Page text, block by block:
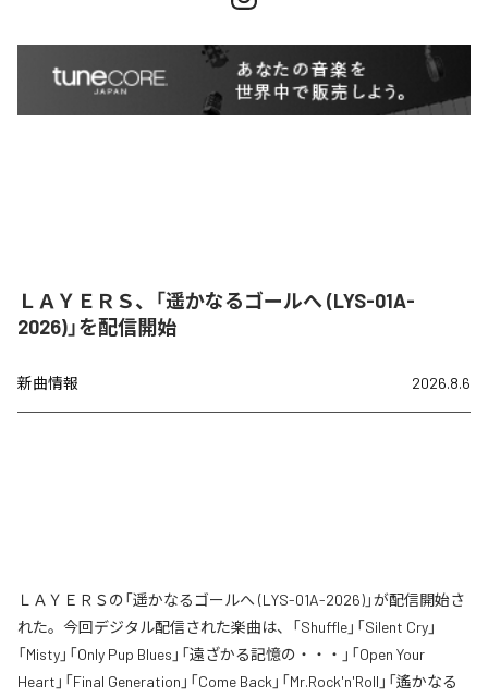
ＬＡＹＥＲＳ、「遥かなるゴールへ (LYS-01A-
2026)」を配信開始
新曲情報 2026.8.6
ＬＡＹＥＲＳの「遥かなるゴールへ (LYS-01A-2026)」が配信開始さ
れた。今回デジタル配信された楽曲は、「Shuffle」「Silent Cry」
「Misty」「Only Pup Blues」「遠ざかる記憶の・・・」「Open Your
Heart」「Final Generation」「Come Back」「Mr.Rock'n'Roll」「遙かなる